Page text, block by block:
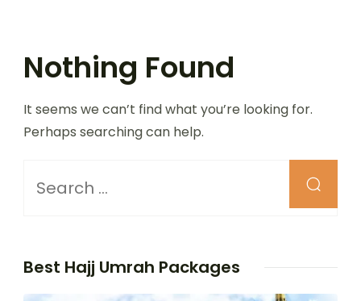
Nothing Found
It seems we can’t find what you’re looking for.
Perhaps searching can help.
for
Best Hajj Umrah Packages